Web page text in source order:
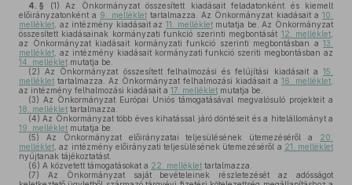
4. § (1) Az Önkormányzat összesített kiadásait feladatonként és kiemelt
előirányzatonként a 9. melléklettartalmazza. Az Önkormányzat kiadásait a10.
melléklet , az intézmény kiadásait az 11. mellékletmutatja be. Az Önkormányzat
összesített kiadásainak kormányzati funkció szerinti megbontását 12. melléklet
az Önkormányzat kiadásait kormányzati funkció szerinti megbontásban a 13.
melléklet , az intézmény kiadásait kormányzati funkció szeriti megbontásban az
14. melléklet mutatja be.
(2) Az Önkormányzat összesített felhalmozási és felújítási kiadásait a 15.
melléklet tartalmazza. Az Önkormányzat felhalmozási kiadásait a 16. melléklet
az intézmény felhalmozási kiadásait a 17. melléklet mutatja be.
(3) Az Önkormányzat Európai Uniós támogatásával megvalósuló projekteit a
18. melléklet tartalmazza.
(4) Az Önkormányzat több éves kihatással járó döntéseit és a hitelállományt a
19. melléklet mutatja be.
(5) Az Önkormányzat előirányzatai teljesülésének ütemezéséről a 20.
melléklet , az intézmény előirányzati teljesülésének ütemezéséről a 21. melléklet
nyújtanak tájékoztatást.
(6) A közvetett támogatásokat a 22. melléklet tartalmazza.
(7) Az Önkormányzat saját bevételeinek részletezését az adósságot